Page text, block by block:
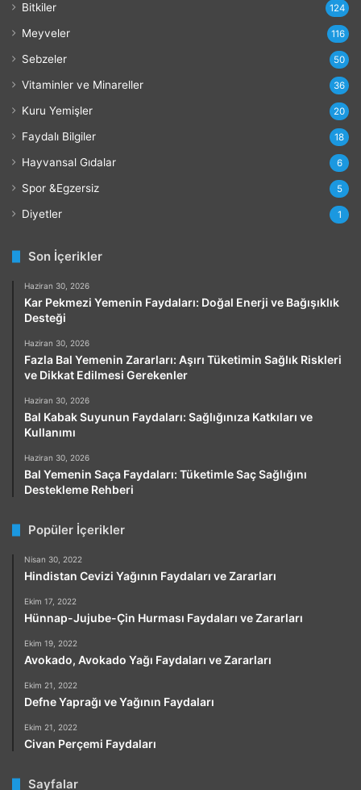
Bitkiler 124
Meyveler 116
Sebzeler 50
Vitaminler ve Minareller 36
Kuru Yemişler 20
Faydalı Bilgiler 18
Hayvansal Gıdalar 6
Spor &Egzersiz 5
Diyetler 1
Son İçerikler
Haziran 30, 2026
Kar Pekmezi Yemenin Faydaları: Doğal Enerji ve Bağışıklık
Desteği
Haziran 30, 2026
Fazla Bal Yemenin Zararları: Aşırı Tüketimin Sağlık Riskleri
ve Dikkat Edilmesi Gerekenler
Haziran 30, 2026
Bal Kabak Suyunun Faydaları: Sağlığınıza Katkıları ve
Kullanımı
Haziran 30, 2026
Bal Yemenin Saça Faydaları: Tüketimle Saç Sağlığını
Destekleme Rehberi
Popüler İçerikler
Nisan 30, 2022
Hindistan Cevizi Yağının Faydaları ve Zararları
Ekim 17, 2022
Hünnap-Jujube-Çin Hurması Faydaları ve Zararları
Ekim 19, 2022
Avokado, Avokado Yağı Faydaları ve Zararları
Ekim 21, 2022
Defne Yaprağı ve Yağının Faydaları
Ekim 21, 2022
Civan Perçemi Faydaları
Sayfalar